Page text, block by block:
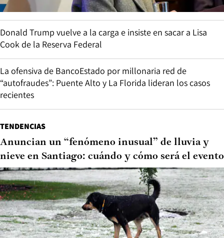
Donald Trump vuelve a la carga e insiste en sacar a Lisa
Cook de la Reserva Federal
La ofensiva de BancoEstado por millonaria red de
“autofraudes”: Puente Alto y La Florida lideran los casos
recientes
TENDENCIAS
Anuncian un “fenómeno inusual” de lluvia y
nieve en Santiago: cuándo y cómo será el evento